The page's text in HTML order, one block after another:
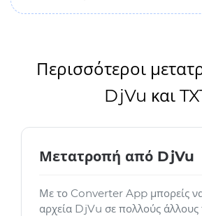
Περισσότεροι
DjVu και
Μετατροπή από DjVu
Με το Converter App μπορείς να
αρχεία DjVu σε πολλούς άλλους